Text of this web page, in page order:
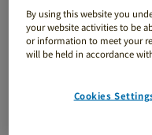
By using this website you
your website activities to be
or information to meet your
will be held in accordance
Cookies